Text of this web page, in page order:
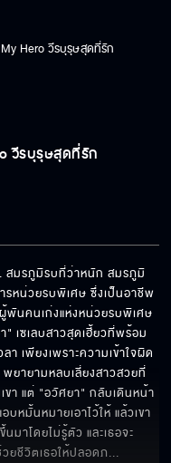
Hero วีรบุรุษสุดที่รัก
วีรบุรุษสุดที่รัก
สมรภูมิรบที่ว่าหนัก สมรภูมิ
รหน่วยรบพิเศษ ซึ่งเป็นอาชีพ
พันคนเก่งแห่งหน่วยรบพิเศษ
เซเลบสาวสุดเฮี้ยวที่พร้อม
า เพียงเพราะความเข้าใจผิด
พยายามหลบเลี่ยงสาวสวยที่
า แต่ "อวัศยา" กลับเดินหน้า
หมั้นหมายเอาไว้ให้ แล้วเขา
มาโดยไม่รู้ตัว และเธอจะ
วยชีวิตเธอให้ปลอดภ...